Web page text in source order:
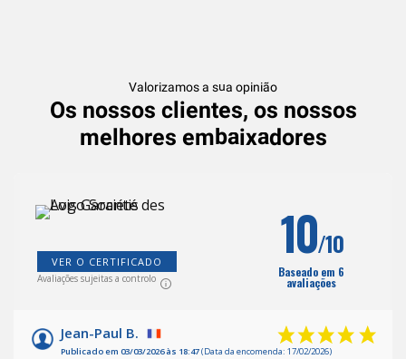
(4 )
Valorizamos a sua opinião
Os nossos clientes, os nossos
melhores embaixadores
VER O CERTIFICADO
Avaliações sujeitas a controlo
10/10
Baseado em 6
avaliações
Jean-Paul B.
Publicado em 03/03/2026 às 18:47(Data da encomenda: 17/02/2026)